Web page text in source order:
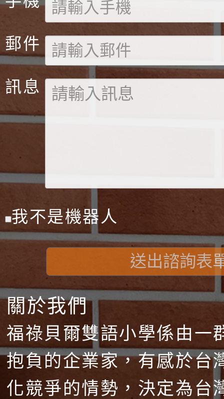
郵件
訊息
我不是機器人
送出諮詢表
關於我們
福祿貝爾雙語小學係由一
抱負的企業家，有感於台
化競爭的情勢，決定為台